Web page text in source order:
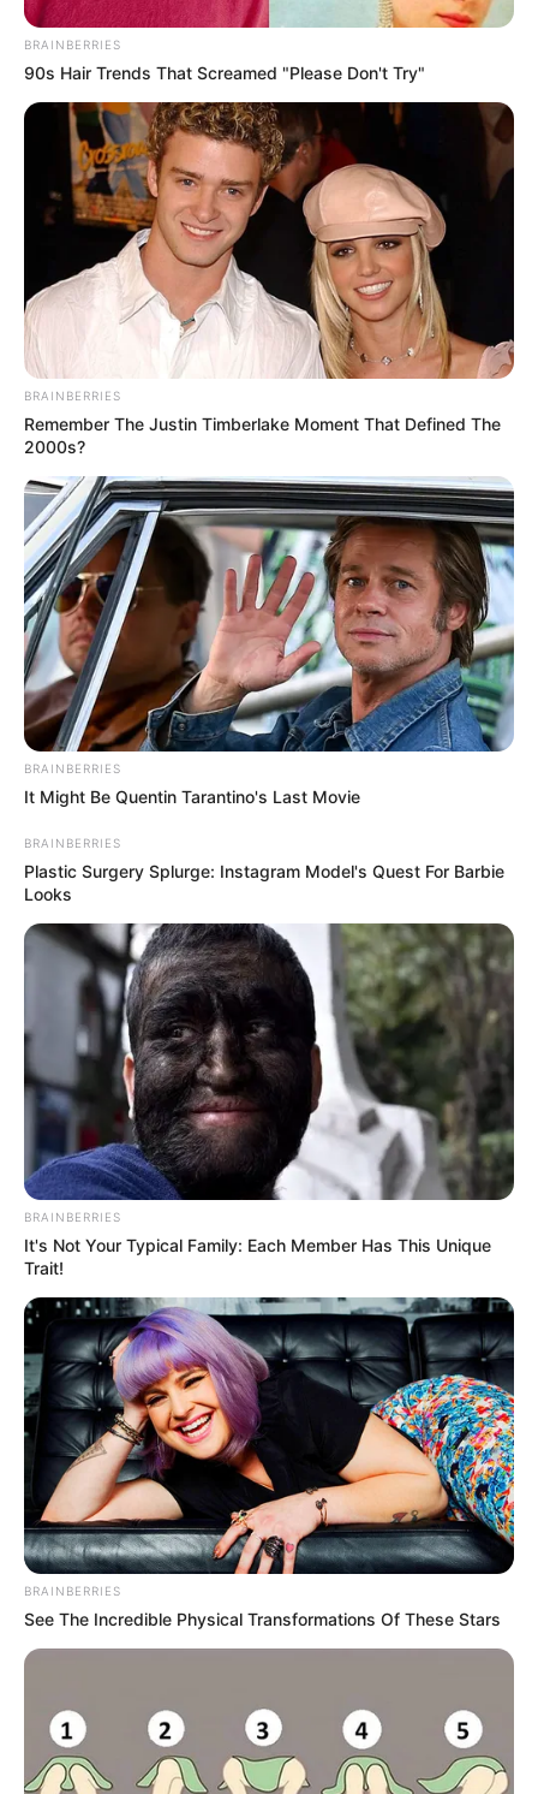
TAGS
ΘΑΛΑΣΣΑ
ΝΕΑ ΣΤΥΡΑ
BRAINBERRIES
90s Hair Trends That Screamed "Please Don't Try"
BRAINBERRIES
Remember The Justin Timberlake Moment That Defined The
2000s?
BRAINBERRIES
It Might Be Quentin Tarantino's Last Movie
BRAINBERRIES
Plastic Surgery Splurge: Instagram Model's Quest For Barbie
Looks
BRAINBERRIES
It's Not Your Typical Family: Each Member Has This Unique
Trait!
BRAINBERRIES
See The Incredible Physical Transformations Of These Stars